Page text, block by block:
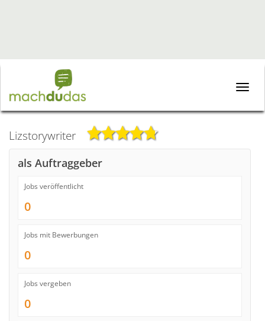
Toggle
Lizstorywriter
als Auftraggeber
Jobs veröffentlicht
0
Jobs mit Bewerbungen
0
Jobs vergeben
0